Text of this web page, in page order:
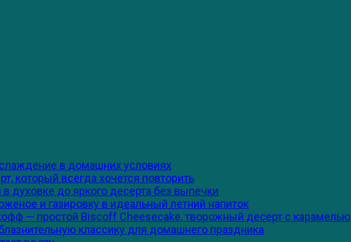
в домашних условиях
который всегда хочется повторить
духовке до яркого десерта без выпечки
и газировку в идеальный летний напиток
— простой Biscoff Cheesecake, творожный десерт с карамелью
классику для домашнего праздника